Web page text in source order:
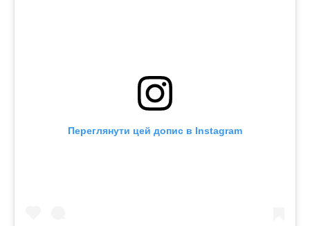
Переглянути цей допис в Instagram